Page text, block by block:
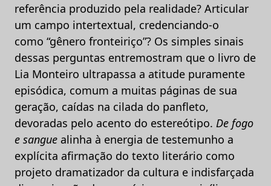
referência produzido pela realidade? Articular
um campo intertextual, credenciando-o
como “gênero fronteiriço”? Os simples sinais
dessas perguntas entremostram que o livro de
Lia Monteiro ultrapassa a atitude puramente
episódica, comum a muitas páginas de sua
geração, caídas na cilada do panfleto,
devoradas pelo acento do estereótipo. De fogo
e sangue alinha à energia de testemunho a
explícita afirmação do texto literário como
projeto dramatizador da cultura e indisfarçada